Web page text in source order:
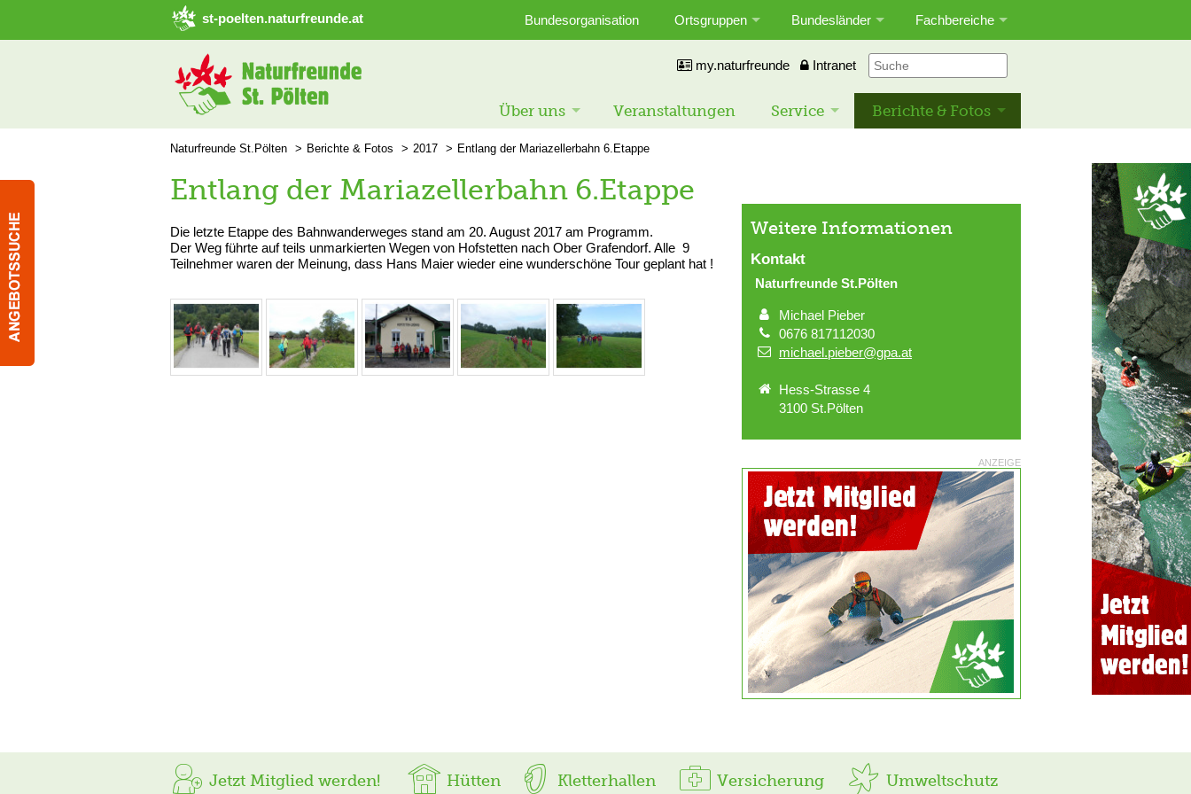
➜ Hauptregion der Seite anspringen
st-poelten.naturfreunde.at Bundesorganisation Ortsgruppen Bundesländer Fachbereiche
my.naturfreunde Intranet
Über uns Veranstaltungen Service Berichte & Fotos
Naturfreunde St.Pölten Berichte & Fotos 2017 Entlang der Mariazellerbahn 6.Etappe
Entlang der Mariazellerbahn 6.Etappe
Die letzte Etappe des Bahnwanderweges stand am 20. August 2017 am Programm.
Der Weg führte auf teils unmarkierten Wegen von Hofstetten nach Ober Grafendorf. Alle 9
Teilnehmer waren der Meinung, dass Hans Maier wieder eine wunderschöne Tour geplant hat !
Weitere Informationen
Kontakt
Naturfreunde St.Pölten
Michael Pieber
0676 817112030
michael.pieber@gpa.at
Hess-Strasse 4
3100 St.Pölten
ANZEIGE
Jetzt Mitglied werden! Hütten Kletterhallen Versicherung Umweltschutz